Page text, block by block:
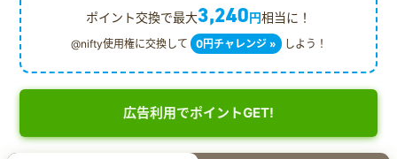
ポイント交換で最大3,240円相当に！
@nifty使用権に交換して 0円チャレンジ » しよう！
広告利用でポイントGET!